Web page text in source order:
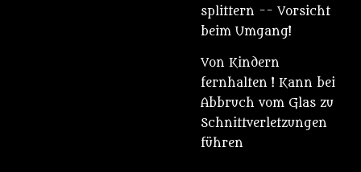
splittern -- Vorsicht
beim Umgang!
Von Kindern
fernhalten ! Kann bei
Abbruch vom Glas zu
Schnittverletzungen
führen